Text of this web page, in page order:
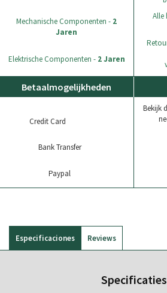
Mechanische Componenten - 2
Jaren
Elektrische Componenten - 2 Jaren
Alle
Betaalmogelijkheden
Credit Card
Bank Transfer
Paypal
Bekijk
Especificaciones
Specificaties
Reviews